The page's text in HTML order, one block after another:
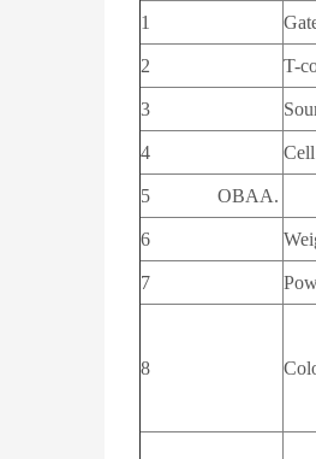
1
2 T-
3
4 Cell
5
6
7
8